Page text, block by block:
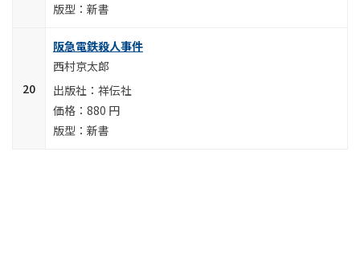
新書
阪急電鉄殺人事件
西村京太郎
祥伝社
880 円
新書